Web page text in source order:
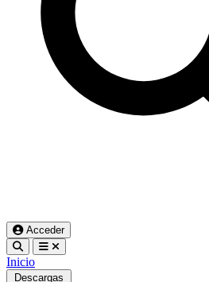
Acceder
Inicio
Descargas